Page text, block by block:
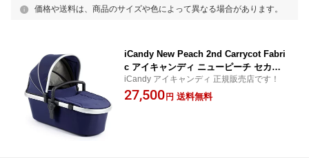
価格や送料は、商品のサイズや色によって異なる場合があります。
iCandy New Peach 2nd Carrycot Fabri
c アイキャンディ ニューピーチ セカン
ドキャリーコット ファブリック【4色あ
り】
iCandy アイキャンディ 正規販売店です！
27,500 円 送料無料